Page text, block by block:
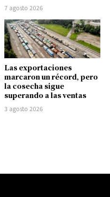
7 agosto 2026
Las exportaciones
marcaron un récord, pero
la cosecha sigue
superando a las ventas
3 agosto 2026